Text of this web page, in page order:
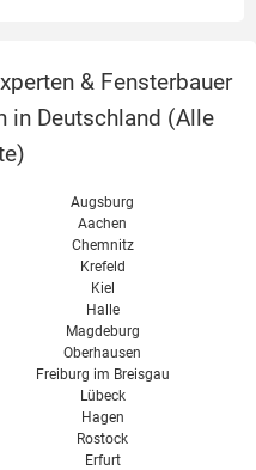
& Fensterbauer
in Deutschland (Alle
)
Augsburg
Aachen
Chemnitz
Krefeld
Kiel
Halle
Magdeburg
Oberhausen
Freiburg im Breisgau
Lübeck
Hagen
Rostock
Erfurt